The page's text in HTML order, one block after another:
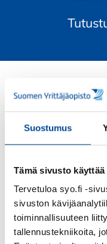
Suostumus
Tämä sivusto käyttää
Tervetuloa syo.fi -
sivuston
toiminnallisuuteen
tallennustekniikoita,
osaaja